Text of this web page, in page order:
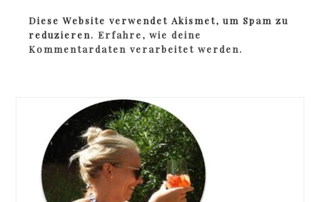
Diese Website verwendet Akismet, um Spam zu
reduzieren.Erfahre, wie deine
Kommentardaten verarbeitet werden.